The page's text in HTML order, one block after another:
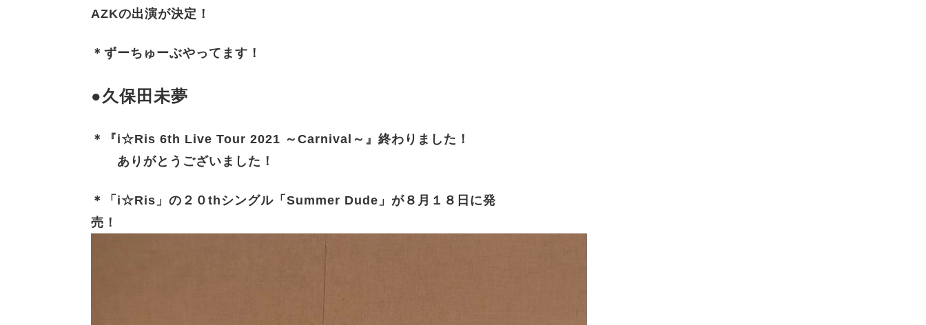
AZKの出演が決定！
＊ずーちゅーぶやってます！
●久保田未夢
＊『i☆Ris 6th Live Tour 2021 ～Carnival～』終わりました！
ありがとうございました！
＊「i☆Ris」の２０thシングル「Summer Dude」が８月１８日に発
売！